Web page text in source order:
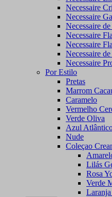
Necessaire
Necessaire
Necessaire
Necessaire
Necessaire
Necessaire
Necessaire
Por Estilo
Pretas
Marrom
Caramelo
Vermelho
Verde Oliva
Azul
Nude
Coleçao
Lilás
Rosa
Verde